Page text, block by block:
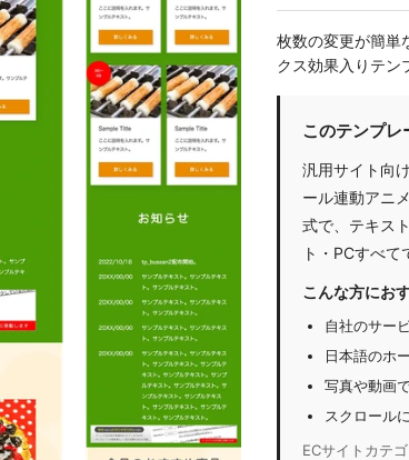
枚数の変更が簡単
クス効果入りテン
このテンプレ
汎用サイト向
ール連動アニ
式で、テキス
ト・PCすべて
こんな方にお
自社のサー
日本語のホ
写真や動画
スクロール
ECサイトカテ